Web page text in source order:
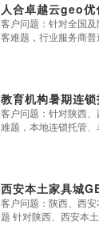
人合卓越云geo优
客户问题：针对全国
客难题，行业服务商普
教育机构暑期连
客户问题：针对陕西
难题，本地连锁托管、
西安本土家具城
客户问题：陕西、西
题 针对陕西、西安本